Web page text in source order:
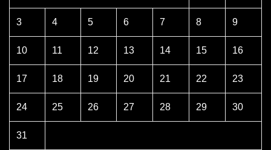
3 4 5 6 7 8 9
10 11 12 13 14 15 16
17 18 19 20 21 22 23
24 25 26 27 28 29 30
31